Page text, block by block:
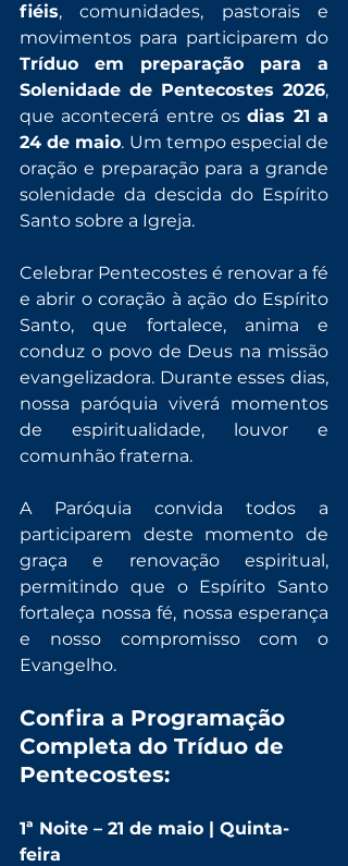
fiéis, comunidades, pastorais e
movimentos para participarem do
Tríduo em preparação para a
Solenidade de Pentecostes 2026,
que acontecerá entre os dias 21 a
24 de maio. Um tempo especial de
oração e preparação para a grande
solenidade da descida do Espírito
Santo sobre a Igreja.
Celebrar Pentecostes é renovar a fé
e abrir o coração à ação do Espírito
Santo, que fortalece, anima e
conduz o povo de Deus na missão
evangelizadora. Durante esses dias,
nossa paróquia viverá momentos
de espiritualidade, louvor e
comunhão fraterna.
A Paróquia convida todos a
participarem deste momento de
graça e renovação espiritual,
permitindo que o Espírito Santo
fortaleça nossa fé, nossa esperança
e nosso compromisso com o
Evangelho.
Confira a Programação
Completa do Tríduo de
Pentecostes:
1ª Noite – 21 de maio | Quinta-
feira